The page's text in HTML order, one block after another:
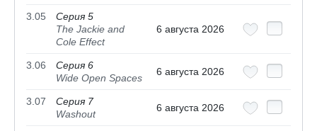
3.05
Серия 5
The Jackie and
Cole Effect
6 августа 2026
3.06
Серия 6
Wide Open Spaces
6 августа 2026
3.07
Серия 7
Washout
6 августа 2026